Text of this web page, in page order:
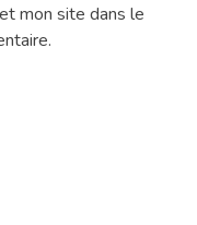
mon site dans le